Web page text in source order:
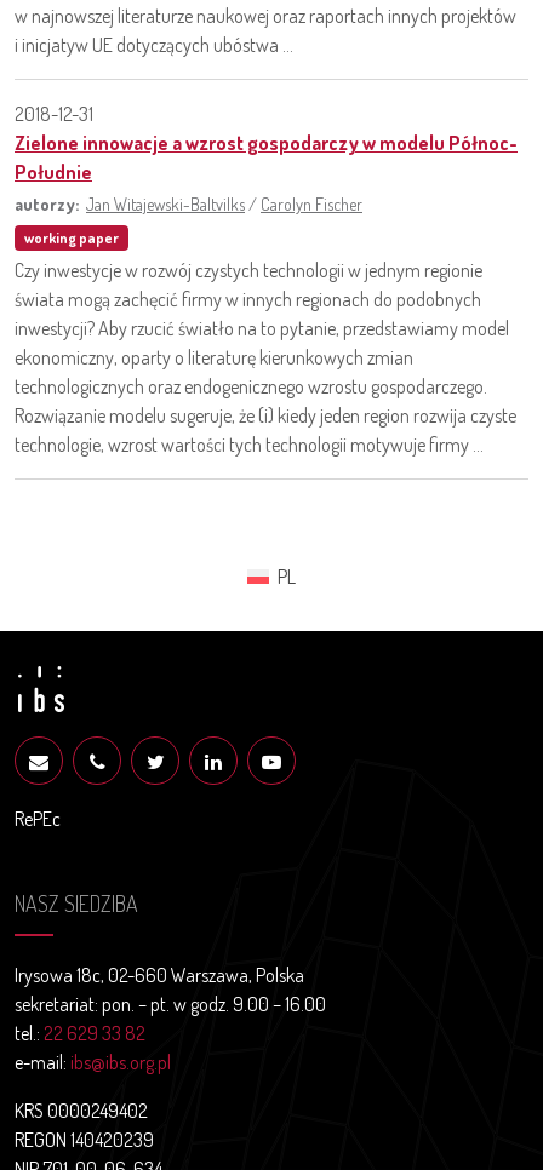
w najnowszej literaturze naukowej oraz raportach innych projektów
i inicjatyw UE dotyczących ubóstwa ...
2018-12-31
Zielone innowacje a wzrost gospodarczy w modelu Północ-
Południe
autorzy: Jan Witajewski-Baltvilks / Carolyn Fischer
working paper
Czy inwestycje w rozwój czystych technologii w jednym regionie
świata mogą zachęcić firmy w innych regionach do podobnych
inwestycji? Aby rzucić światło na to pytanie, przedstawiamy model
ekonomiczny, oparty o literaturę kierunkowych zmian
technologicznych oraz endogenicznego wzrostu gospodarczego.
Rozwiązanie modelu sugeruje, że (i) kiedy jeden region rozwija czyste
technologie, wzrost wartości tych technologii motywuje firmy ...
PL
RePEc
NASZ SIEDZIBA
Irysowa 18c, 02-660 Warszawa, Polska
sekretariat: pon. – pt. w godz. 9.00 – 16.00
tel.: 22 629 33 82
e-mail: ibs@ibs.org.pl
KRS 0000249402
REGON 140420239